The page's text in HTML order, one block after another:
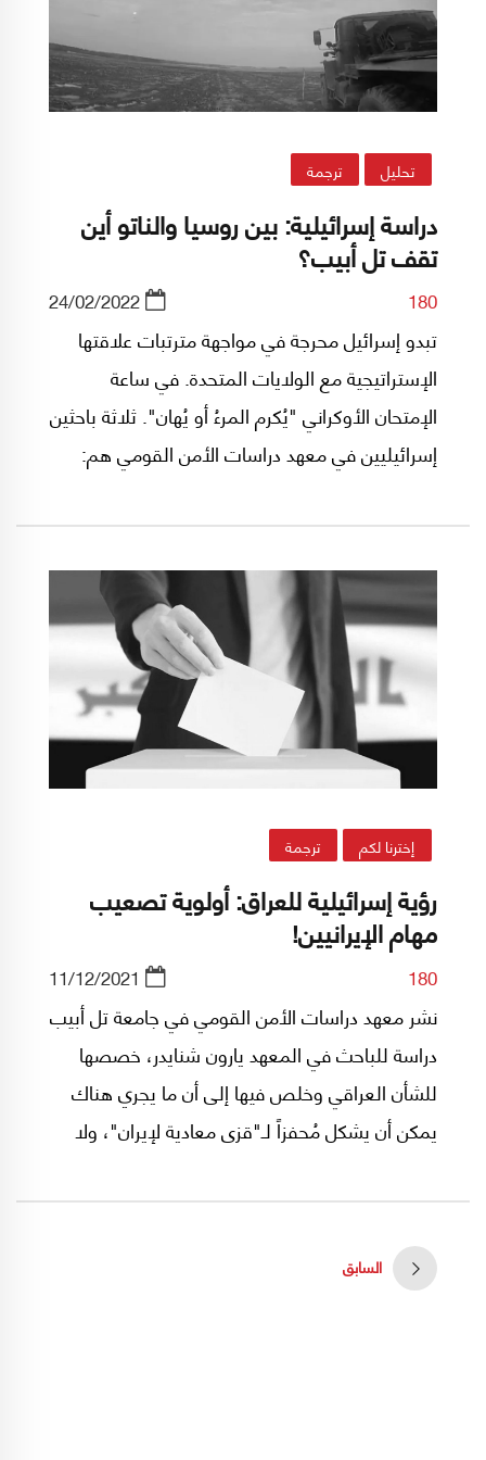
تحليل ترجمة
دراسة إسرائيلية: بين روسيا والناتو أين
تقف تل أبيب؟
180
24/02/2022
تبدو إسرائيل محرجة في مواجهة مترتبات علاقتها
الإستراتيجية مع الولايات المتحدة. في ساعة
الإمتحان الأوكراني "يُكرم المرءُ أو يُهان". ثلاثة باحثين
إسرائيليين في معهد دراسات الأمن القومي هم:
تداعيات الحرب الأوكرانية ـ الروسية على إسرائيل
والمنطقة في هذا التقرير المشترك:
إخترنا لكم ترجمة
رؤية إسرائيلية للعراق: أولوية تصعيب
مهام الإيرانيين!
180
11/12/2021
نشر معهد دراسات الأمن القومي في جامعة تل أبيب
دراسة للباحث في المعهد يارون شنايدر، خصصها
للشأن العراقي وخلص فيها إلى أن ما يجري هناك
يمكن أن يشكل مُحفزاً لـ"قزى معادية لإيران"، ولا
لرفع الصوت ضد "التدخل الإيراني"!
السابق